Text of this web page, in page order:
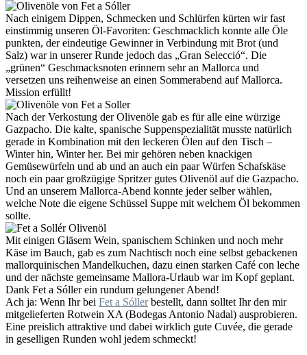
Nach einigem Dippen, Schmecken und Schlürfen kürten wir fast
einstimmig unseren Öl-Favoriten: Geschmacklich konnte alle Öle
punkten, der eindeutige Gewinner in Verbindung mit Brot (und
Salz) war in unserer Runde jedoch das „Gran Selecció“. Die
„grünen“ Geschmacksnoten erinnern sehr an Mallorca und
versetzen uns reihenweise an einen Sommerabend auf Mallorca.
Mission erfüllt!
Nach der Verkostung der Olivenöle gab es für alle eine würzige
Gazpacho. Die kalte, spanische Suppenspezialität musste natürlich
gerade in Kombination mit den leckeren Ölen auf den Tisch –
Winter hin, Winter her. Bei mir gehören neben knackigen
Gemüsewürfeln und ab und an auch ein paar Würfen Schafskäse
noch ein paar großzügige Spritzer gutes Olivenöl auf die Gazpacho.
Und an unserem Mallorca-Abend konnte jeder selber wählen,
welche Note die eigene Schüssel Suppe mit welchem Öl bekommen
sollte.
Mit einigen Gläsern Wein, spanischem Schinken und noch mehr
Käse im Bauch, gab es zum Nachtisch noch eine selbst gebackenen
mallorquinischen Mandelkuchen, dazu einen starken Café con leche
und der nächste gemeinsame Mallora-Urlaub war im Kopf geplant.
Dank Fet a Sóller ein rundum gelungener Abend!
Ach ja: Wenn Ihr bei Fet a Sóllerbestellt, dann solltet Ihr den mir
mitgelieferten Rotwein XA (Bodegas Antonio Nadal) ausprobieren.
Eine preislich attraktive und dabei wirklich gute Cuvée, die gerade
in geselligen Runden wohl jedem schmeckt!